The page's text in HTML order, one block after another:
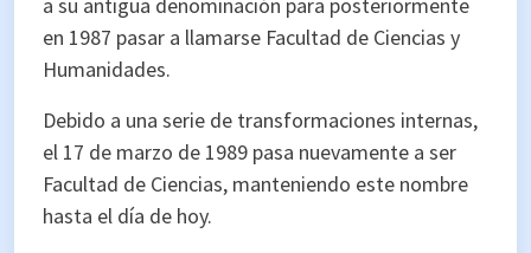
en 1987 pasar a llamarse Facultad de Ciencias y
Humanidades.
Debido a una serie de transformaciones internas,
el 17 de marzo de 1989 pasa nuevamente a ser
Facultad de Ciencias, manteniendo este nombre
hasta el día de hoy.